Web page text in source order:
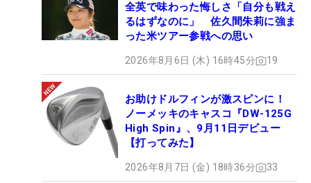
全英で味わった悔しさ「自分も戦え
るはずなのに」 佐久間朱莉に強ま
った米ツアー参戦への思い
2026年8月6日 (木) 16時45分 19
お助けドルフィンが激スピンに！
ノーメッキのキャスコ『DW-125G
High Spin』、9月11日デビュー
【打ってみた】
2026年8月7日 (金) 18時36分 33